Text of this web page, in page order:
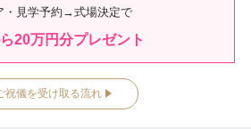
・見学予約→式場決定で
20万円分プレゼント
祝儀を受け取る流れ